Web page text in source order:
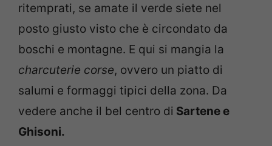
ritemprati, se amate il verde siete nel
posto giusto visto che è circondato da
boschi e montagne. E qui si mangia la
charcuterie corse, ovvero un piatto di
salumi e formaggi tipici della zona. Da
vedere anche il bel centro di Sartene e
Ghisoni.